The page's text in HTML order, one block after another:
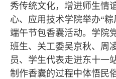
秀传统文化，增进师生情
心、应用技术学院举办“
端午节包香囊活动。学院
班生、关工委吴京秋、周
员、学生代表走进东十一
制作香囊的过程中体悟民